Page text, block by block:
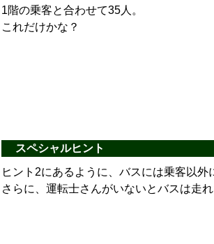
1階の乗客と合わせて35人。
これだけかな？
スペシャルヒント
ヒント2にあるように、バスには乗客以外
さらに、運転士さんがいないとバスは走れ